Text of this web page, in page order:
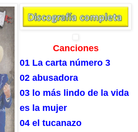
Canciones
01 La carta número 3
02 abusadora
03 lo más lindo de la vida
es la mujer
04 el tucanazo